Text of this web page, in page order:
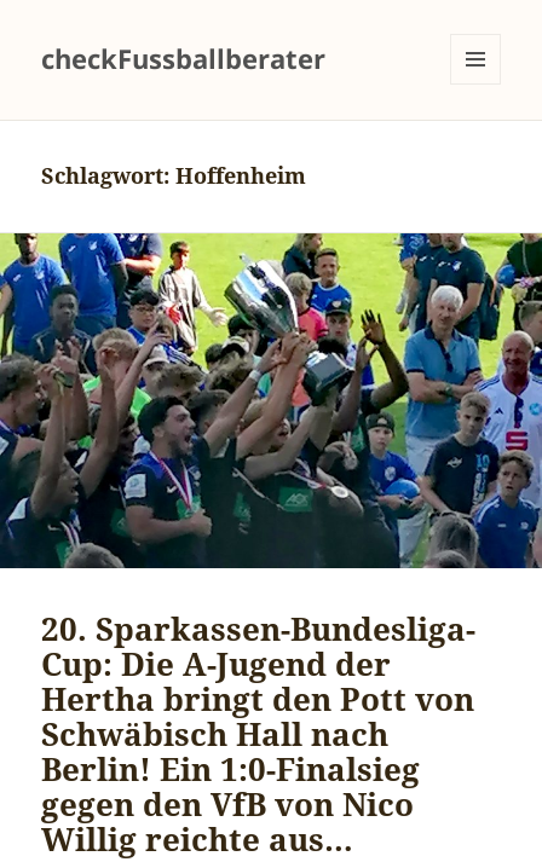
checkFussballberater
UND
Schlagwort:Hoffenheim
20. Sparkassen-Bundesliga-
Cup: Die A-Jugend der
Hertha bringt den Pott von
Schwäbisch Hall nach
Berlin! Ein 1:0-Finalsieg
gegen den VfB von Nico
Willig reichte aus…